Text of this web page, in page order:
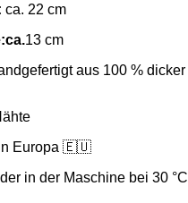
ca. 22 cm
ca.13 cm
aus 100 % dicker
in Europa 🇪🇺
in der Maschine bei 30 °C